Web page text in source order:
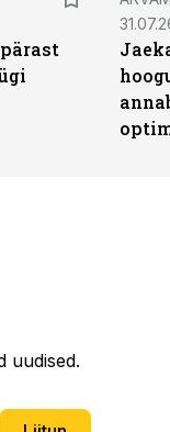
uudised.